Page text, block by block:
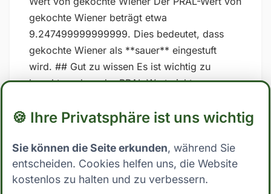
gekochte Wiener beträgt etwa
9.247499999999999. Dies bedeutet, dass
gekochte Wiener als **sauer** eingestuft
wird. ## Gut zu wissen Es ist wichtig zu
beachten, dass der PRAL-Wert nicht
stark variieren können, je nachdem, welche
Berechnungen verwendet werden. Zudem
kann auch die Art und Weise, wie der Körper
auf Lebensmittel reagiert, von Person zu
🍪 Ihre Privatsphäre ist uns wichtig
Sie können die Seite erkunden, während Sie
entscheiden. Cookies helfen uns, die Website
kostenlos zu halten und zu verbessern.